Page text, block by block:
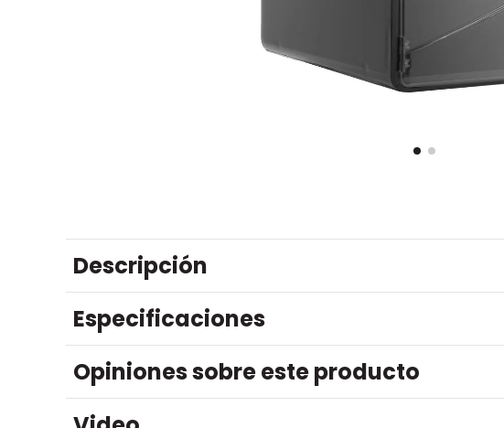
Descripción
Especificaciones
Opiniones sobre este producto